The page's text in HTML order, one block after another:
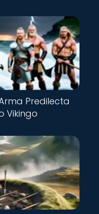
Predilecta
Vikingo